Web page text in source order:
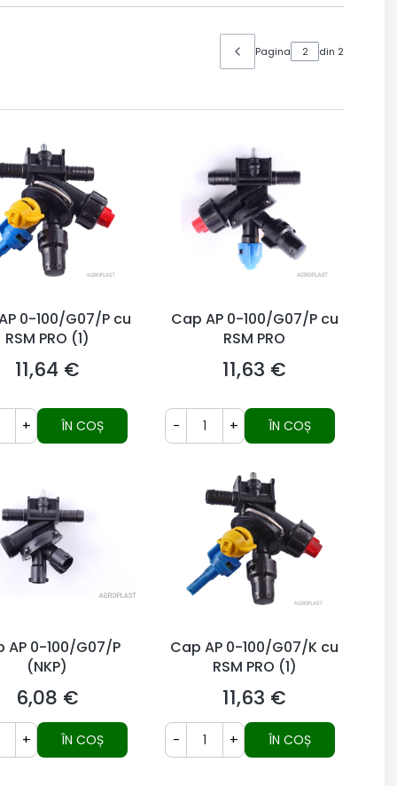
Pagina din 2
0-100/G07/P cu
RSM PRO (1)
Preț
11,64 €
+ ÎN COȘ
Cap AP 0-100/G07/P cu
RSM PRO
Preț
11,63 €
- + ÎN COȘ
AP 0-100/G07/P
(NKP)
Preț
6,08 €
+ ÎN COȘ
Cap AP 0-100/G07/K cu
RSM PRO (1)
Preț
11,63 €
- + ÎN COȘ